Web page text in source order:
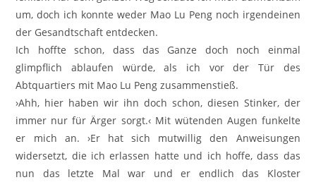
um, doch ich konnte weder Mao Lu Peng noch irgendeinen
der Gesandtschaft entdecken.
Ich hoffte schon, dass das Ganze doch noch einmal
glimpflich ablaufen würde, als ich vor der Tür des
Abtquartiers mit Mao Lu Peng zusammenstieß.
›Ahh, hier haben wir ihn doch schon, diesen Stinker, der
immer nur für Ärger sorgt.‹ Mit wütenden Augen funkelte
er mich an. ›Er hat sich mutwillig den Anweisungen
widersetzt, die ich erlassen hatte und ich hoffe, dass das
nun das letzte Mal war und er endlich das Kloster